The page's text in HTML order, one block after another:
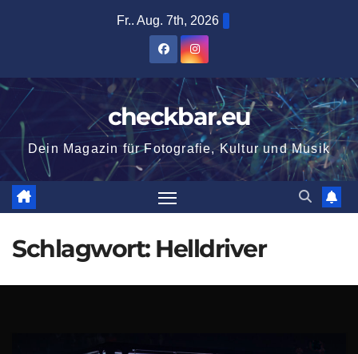
Fr.. Aug. 7th, 2026
checkbar.eu
Dein Magazin für Fotografie, Kultur und Musik
Schlagwort: Helldriver